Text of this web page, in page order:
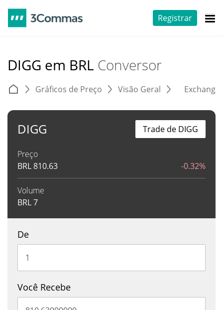
Registrar
DIGG em BRL Conversor
Gráficos de Preço Visão Geral
DIGG
Preço
BRL810.63 -0.32%
Volume
BRL7
Trade de DIGG
De
Você Recebe